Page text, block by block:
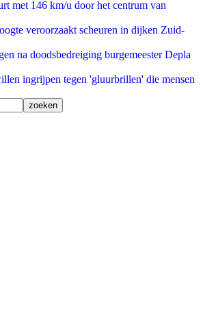
met 146 km/u door het centrum van
veroorzaakt scheuren in dijken Zuid-
na doodsbedreiging burgemeester Depla
ingrijpen tegen 'gluurbrillen' die mensen